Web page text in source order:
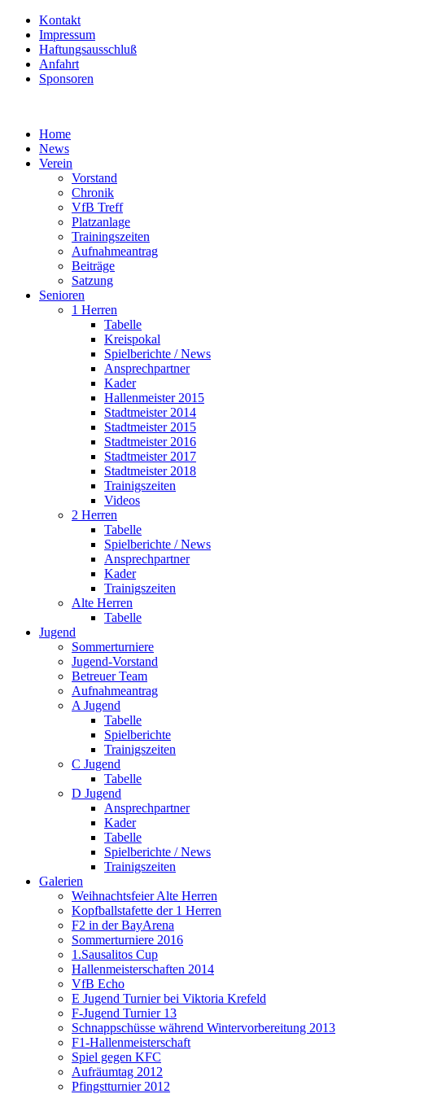
Kontakt
Impressum
Haftungsausschluß
Anfahrt
Sponsoren
Home
News
Verein
Vorstand
Chronik
VfB Treff
Platzanlage
Trainingszeiten
Aufnahmeantrag
Beiträge
Satzung
Senioren
1 Herren
Tabelle
Kreispokal
Spielberichte / News
Ansprechpartner
Kader
Hallenmeister 2015
Stadtmeister 2014
Stadtmeister 2015
Stadtmeister 2016
Stadtmeister 2017
Stadtmeister 2018
Trainigszeiten
Videos
2 Herren
Tabelle
Spielberichte / News
Ansprechpartner
Kader
Trainigszeiten
Alte Herren
Tabelle
Jugend
Sommerturniere
Jugend-Vorstand
Betreuer Team
Aufnahmeantrag
A Jugend
Tabelle
Spielberichte
Trainigszeiten
C Jugend
Tabelle
D Jugend
Ansprechpartner
Kader
Tabelle
Spielberichte / News
Trainigszeiten
Galerien
Weihnachtsfeier Alte Herren
Kopfballstafette der 1 Herren
F2 in der BayArena
Sommerturniere 2016
1.Sausalitos Cup
Hallenmeisterschaften 2014
VfB Echo
E Jugend Turnier bei Viktoria Krefeld
F-Jugend Turnier 13
Schnappschüsse während Wintervorbereitung 2013
F1-Hallenmeisterschaft
Spiel gegen KFC
Aufräumtag 2012
Pfingstturnier 2012